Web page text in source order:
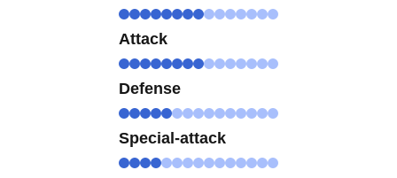
Attack
Defense
Special-attack